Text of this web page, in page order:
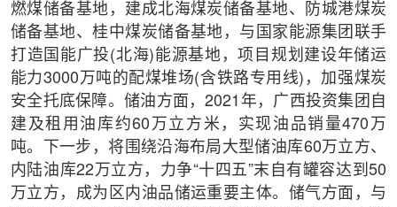
燃煤储备基地，建成北海煤炭储备基地、防城港煤炭
储备基地、桂中煤炭储备基地，与国家能源集团联手
打造国能广投(北海)能源基地，项目规划建设年储运
能力3000万吨的配煤堆场(含铁路专用线)，加强煤炭
安全托底保障。储油方面，2021年，广西投资集团自
建及租用油库约60万立方米，实现油品销量470万
吨。下一步，将围绕沿海布局大型储油库60万立方、
内陆油库22万立方，力争“十四五”末自有罐容达到50
万立方，成为区内油品储运重要主体。储气方面，与